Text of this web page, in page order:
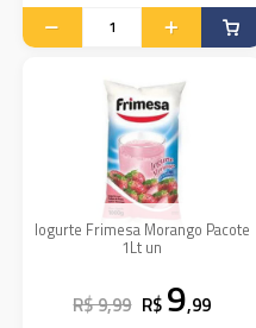
Iogurte Frimesa Morango Pacote
1Lt un
R$ 9,99 R$ 9,99